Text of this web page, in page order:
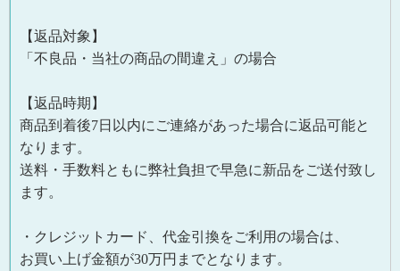
【返品対象】
「不良品・当社の商品の間違え」の場合
【返品時期】
商品到着後7日以内にご連絡があった場合に返品可能と
なります。
送料・手数料ともに弊社負担で早急に新品をご送付致し
ます。
・クレジットカード、代金引換をご利用の場合は、
お買い上げ金額が30万円までとなります。